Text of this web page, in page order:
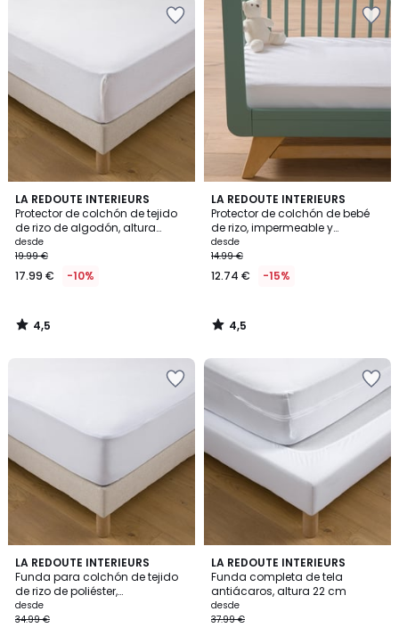
LA REDOUTE INTERIEURS
Protector de colchón de tejido
de rizo de algodón, altura
máxima 20 cm
desde
19.99 €
17.99 € -10%
4,5
/ 5
4,5
/
LA REDOUTE INTERIEURS
Protector de colchón de bebé
de rizo, impermeable y
antibacteriano
desde
14.99 €
12.74 € -15%
4,5
/ 5
4,5
/
LA REDOUTE INTERIEURS
Funda para colchón de tejido
de rizo de poliéster,
impermeable, altura máxima
25 cm
desde
34.99 €
4,5
/ 5
LA REDOUTE INTERIEURS
Funda completa de tela
antiácaros, altura 22 cm
desde
37.99 €
4,3
/ 5
3
Colores